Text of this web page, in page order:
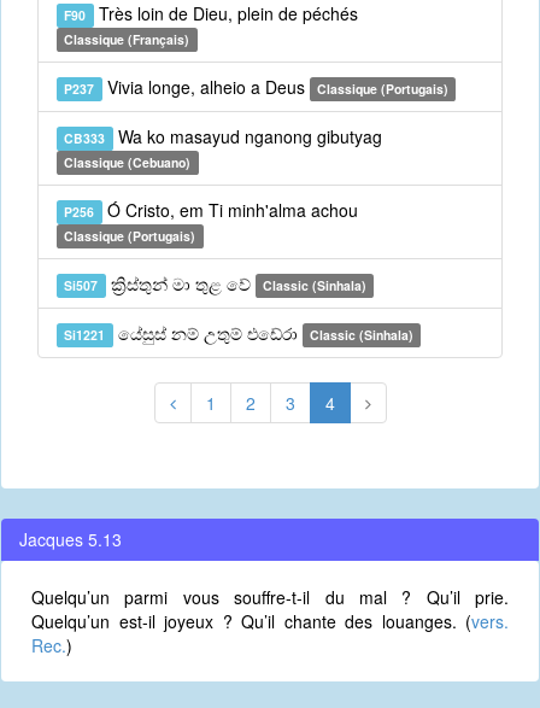
F90 Très loin de Dieu, plein de péchés
Classique (Français)
P237 Vivia longe, alheio a Deus Classique (Portugais)
CB333 Wa ko masayud nganong gibutyag
Classique (Cebuano)
P256 Ó Cristo, em Ti minh'alma achou
Classique (Portugais)
Si507 ක්‍රිස්තුන් මා තුළ වේ Classic (Sinhala)
Si1221 යේසුස් නම් උතුම් එඩේරා Classic (Sinhala)
1 2 3 4
Jacques 5.13
Quelqu’un parmi vous souffre-t-il du mal ? Qu’il prie.
Quelqu’un est-il joyeux ? Qu’il chante des louanges. (vers.
Rec.)